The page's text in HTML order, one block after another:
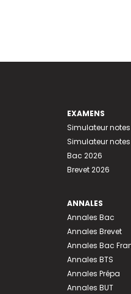
EXAMENS
Simulateur
Simulateur notes
Bac 2026
Brevet 2026
ANNALES
Annales Bac
Annales Brevet
Annales Bac
Annales BTS
Annales Prépa
Annales BUT